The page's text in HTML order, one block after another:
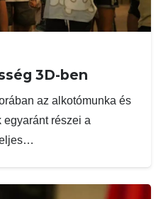
3D-ben
az alkotómunka és
részei a